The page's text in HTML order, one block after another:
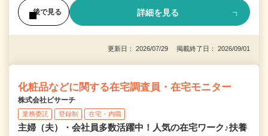
後で見る 詳細を見る
更新日： 2026/07/29 掲載終了日： 2026/09/01
化粧品などに関する在宅調査員・在宅モニター
株式会社ビサーチ
業務委託 登録制 在宅・内職
主婦（夫）・会社員多数活躍中！人気の在宅ワーク♪扶養